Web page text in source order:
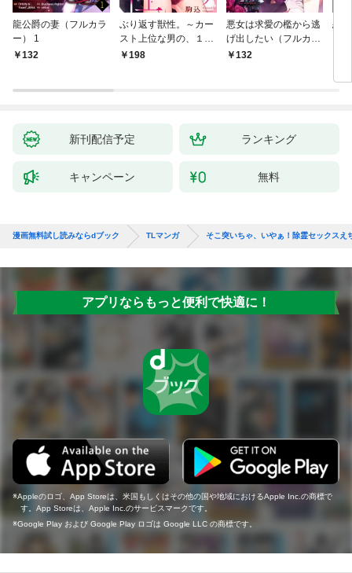
龍公爵の妻（フルカラ
ー） 1
132
ぶり返す獣性。～カー
スト上位な男の、１０
年越しの激愛１
198
悪女は求愛の檻から逃
げ出したい（フルカラ
ー） 1
132
恋
新刊配信予定 ランキング
キャンペーン 無料
漫画無料試し読みならdブック TLマンガ そこ突いちゃ、いやぁ！除霊セックスえ
アプリならもっと便利で快適に！
Appleのロゴ、App Storeは、米国もしくはその他の国や地域におけるApple Inc.の商標で
す。App Storeは、Apple Inc.のサービスマークです。
Google Play および Google Play ロゴは Google LLC の商標です。